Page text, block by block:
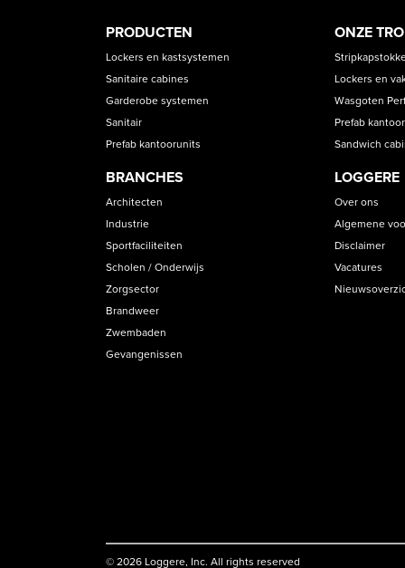
PRODUCT
CATEGORIES
PRODUCTEN
Lockers en kastsystemen
Sanitaire cabines
Garderobe systemen
Sanitair
Prefab kantoorunits
BRANCHES
Architecten
Industrie
Sportfaciliteiten
Scholen / Onderwijs
Zorgsector
Brandweer
Zwembaden
Gevangenissen
ONZE
Lockers en
Wasgoten
Prefab
Sandwich
LOGGERE
Over ons
Algemene
Disclaimer
Vacatures
© 2026 Loggere, Inc. All rights reserved